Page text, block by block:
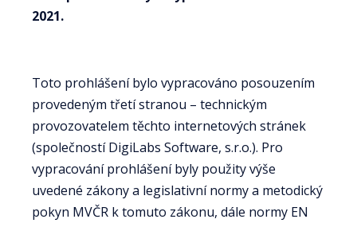
2021.
Toto prohlášení bylo vypracováno posouzením
provedeným třetí stranou – technickým
provozovatelem těchto internetových stránek
(společností DigiLabs Software, s.r.o.). Pro
vypracování prohlášení byly použity výše
uvedené zákony a legislativní normy a metodický
pokyn MVČR k tomuto zákonu, dále normy EN